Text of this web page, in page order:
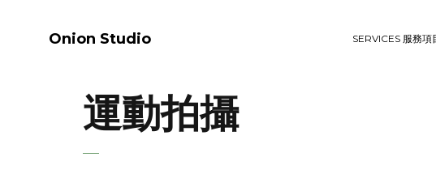
Onion Studio SERVICES 服務項
運動拍攝